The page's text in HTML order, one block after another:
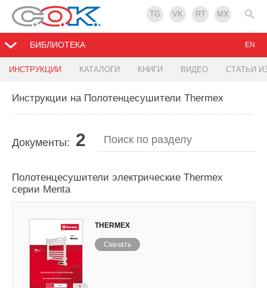
TG VK RT MX
БИБЛИОТЕКА
ИНСТРУКЦИИ КАТАЛОГИ КНИГИ ВИДЕО СТАТЬИ
EN
Инструкции на Полотенцесушители Thermex
Документы: 2
Полотенцесушители электрические Thermex
серии Menta
THERMEX
Скачать